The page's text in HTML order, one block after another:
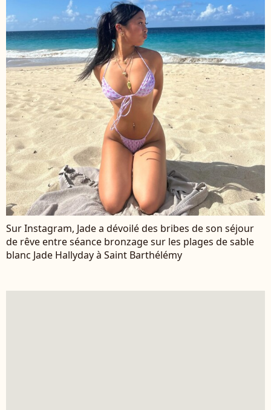
Sur Instagram, Jade a dévoilé des bribes de son séjour
de rêve entre séance bronzage sur les plages de sable
blanc Jade Hallyday à Saint Barthélémy